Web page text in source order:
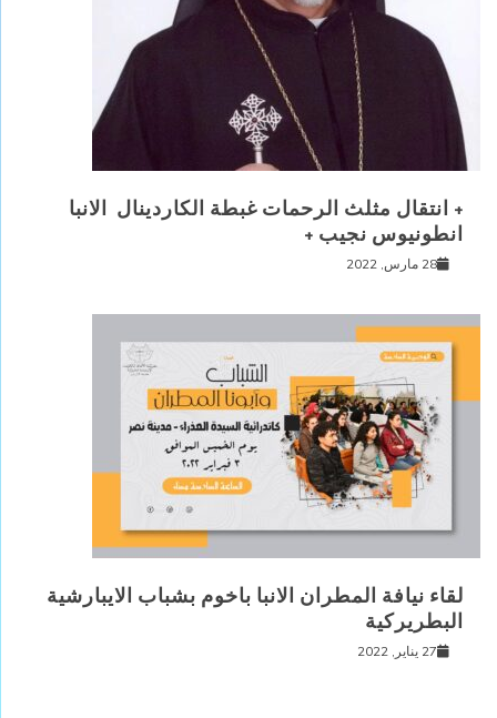
+ انتقال مثلث الرحمات غبطة الكاردينال الانبا
انطونيوس نجيب +
28 مارس, 2022
لقاء نيافة المطران الانبا باخوم بشباب الايبارشية
البطريركية
27 يناير, 2022